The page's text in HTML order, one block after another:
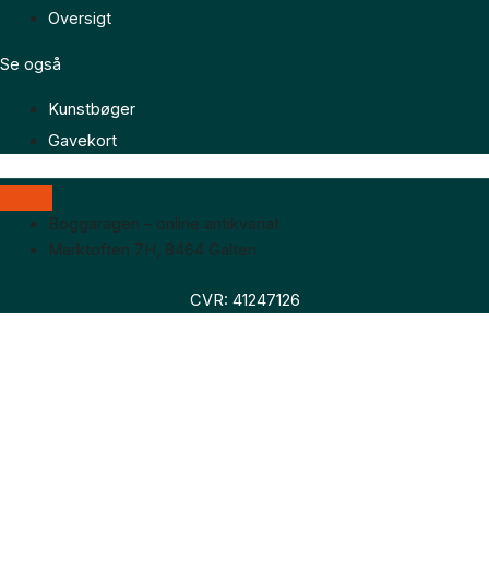
Oversigt
Se også
Kunstbøger
Gavekort
Boggaragen – online antikvariat
Marktoften 7H, 8464 Galten
CVR: 41247126